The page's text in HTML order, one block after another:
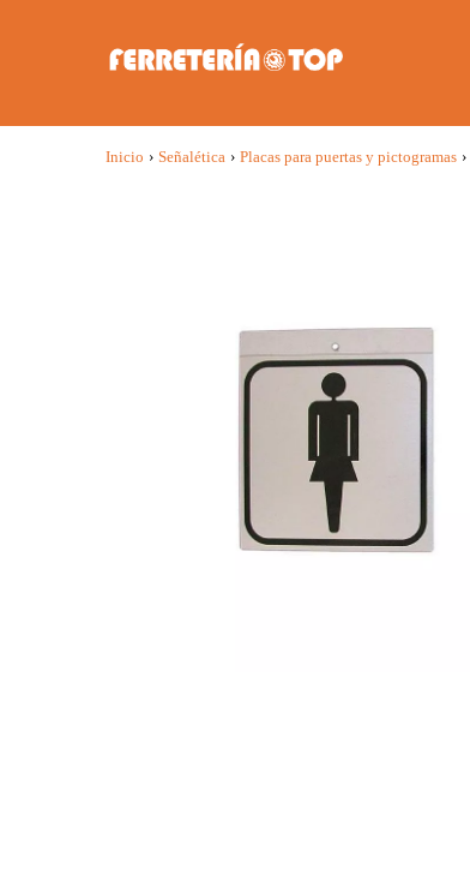
Inicio › Señalética › Placas para puertas y pictogramas ›